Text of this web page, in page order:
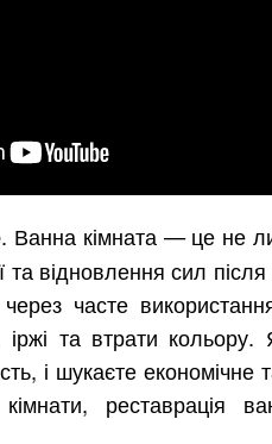
. Ванна кімната — це не
та відновлення сил
часте
іржі та втрати
і шукаєте економічне
реставрація